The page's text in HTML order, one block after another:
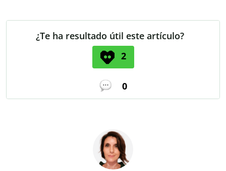
¿Te ha resultado útil este artículo?
2
0